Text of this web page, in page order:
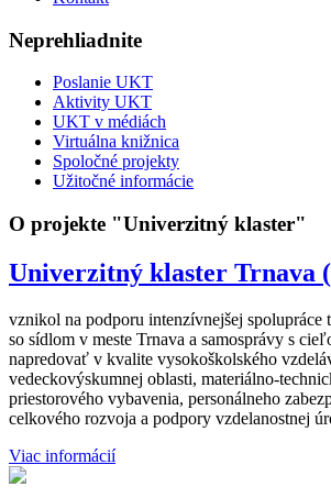
Neprehliadnite
Poslanie UKT
Aktivity UKT
UKT v médiách
Virtuálna knižnica
Spoločné projekty
Užitočné informácie
O projekte "Univerzitný klaster"
Univerzitný klaster Trnava
vznikol na podporu intenzívnejšej spolupráce
so sídlom v meste Trnava a samosprávy s
napredovať v kvalite vysokoškolského
vedeckovýskumnej oblasti, materiálno-
priestorového vybavenia, personálneho
celkového rozvoja a podpory vzdelanostnej
Viac informácií